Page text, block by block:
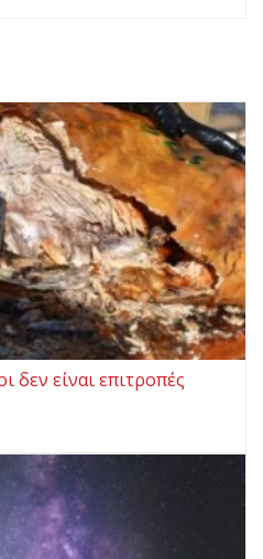
δεν είναι επιτροπές